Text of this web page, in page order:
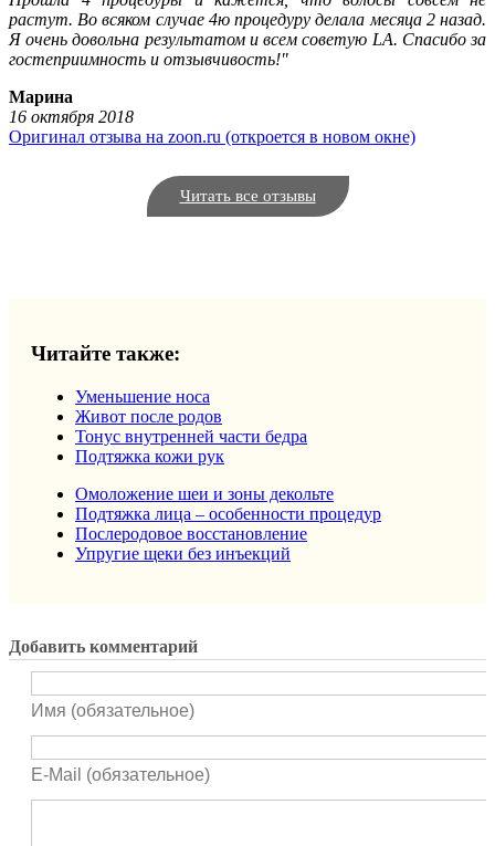
растут. Во всяком случае 4ю процедуру делала месяца 2 назад.
Я очень довольна результатом и всем советую LA. Спасибо за
гостеприимность и отзывчивость!"
Марина
16 октября 2018
Оригинал отзыва на zoon.ru (откроется в новом окне)
Читать все отзывы
Читайте также:
Уменьшение носа
Живот после родов
Тонус внутренней части бедра
Подтяжка кожи рук
Омоложение шеи и зоны декольте
Подтяжка лица – особенности процедур
Послеродовое восстановление
Упругие щеки без инъекций
Добавить комментарий
Имя (обязательное)
E-Mail (обязательное)